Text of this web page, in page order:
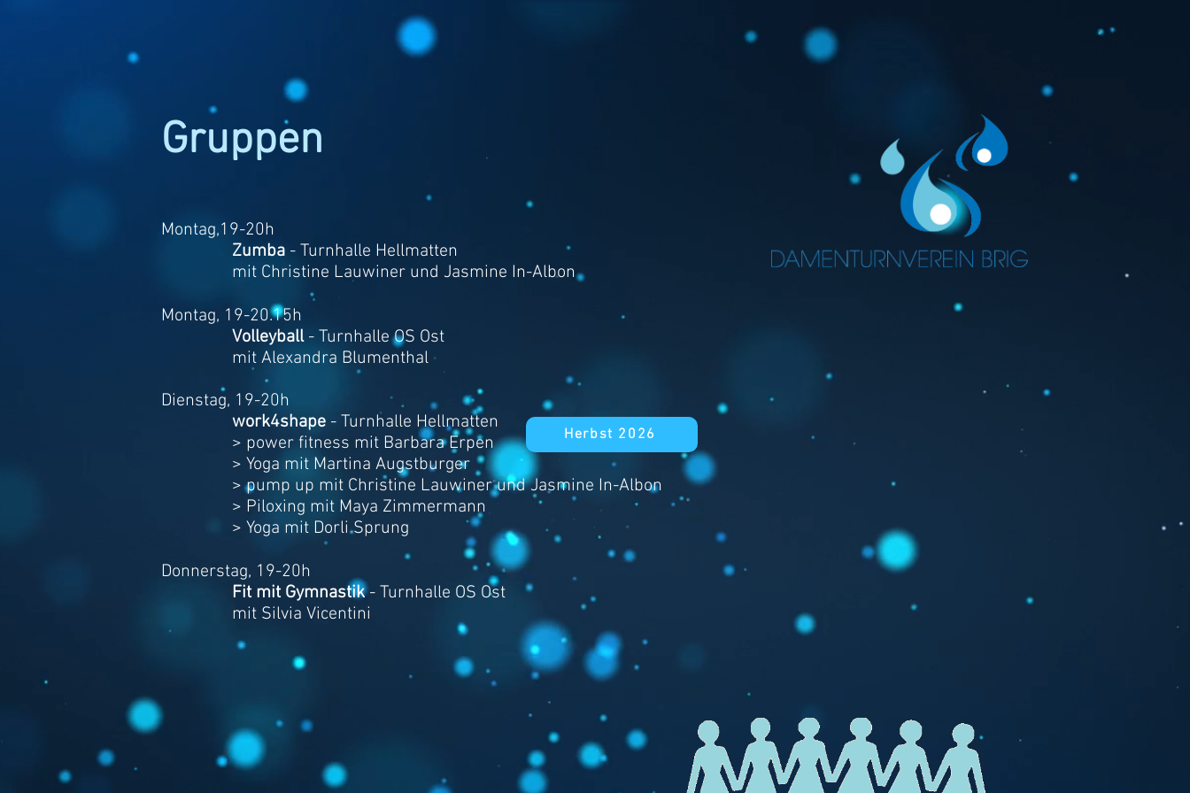
Gruppen
Montag,19-20h
Zumba - Turnhalle Hellmatten
mit Christine Lauwiner und Jasmine In-Albon
Montag, 19-20.15h
Volleyball- Turnhalle OS Ost
mit Alexandra Blumenthal
Dienstag, 19-20h
work4shape - Turnhalle Hellmatten
> power fitness mit Barbara Erpen
> Yoga mit Martina Augstburger
> pump up mit Christine Lauwiner und Jasmine In-Albon
> Piloxing mit Maya Zimmermann
> Yoga mit Dorli Sprung
Herbst 2026
Donnerstag, 19-20h
Fit mit Gymnastik- Turnhalle OS Ost
mit Silvia Vicentini